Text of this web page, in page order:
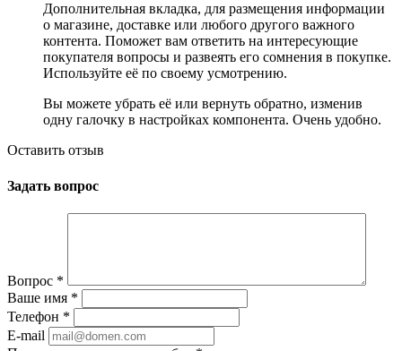
Дополнительная вкладка, для размещения информации
о магазине, доставке или любого другого важного
контента. Поможет вам ответить на интересующие
покупателя вопросы и развеять его сомнения в покупке.
Используйте её по своему усмотрению.
Вы можете убрать её или вернуть обратно, изменив
одну галочку в настройках компонента. Очень удобно.
Оставить отзыв
Задать вопрос
Вопрос *
Ваше имя *
Телефон *
E-mail